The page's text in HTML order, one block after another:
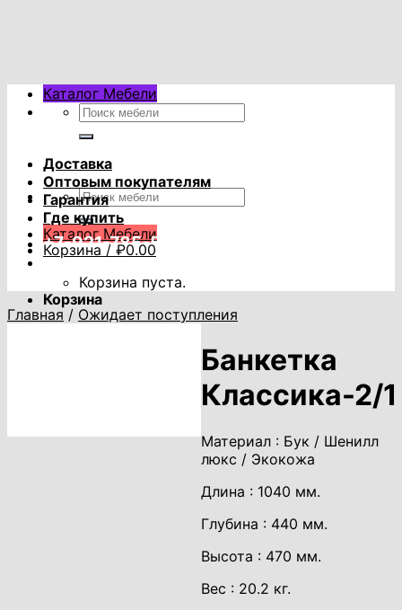
Искать:
Каталог Мебели
+7-921-785-53-53
Корзина
Каталог Мебели
Искать:
Доставка
Оптовым покупателям
Гарантия
Где купить
Корзина / ₽0.00
Корзина пуста.
Главная / Ожидает поступления
Банкетка
Классика-2/1
Материал : Бук / Шенилл
люкс / Экокожа
Длина : 1040 мм.
Глубина : 440 мм.
Высота : 470 мм.
Вес : 20.2 кг.